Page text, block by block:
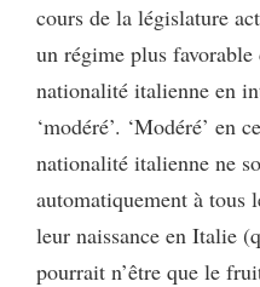
cours de la législature
un régime plus
nationalité italienne en
‘modéré’. ‘Modéré’ en
nationalité italienne ne
automatiquement à tous
leur naissance en Italie
pourrait n’être que le